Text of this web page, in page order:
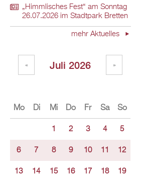
„Himmlisches Fest“ am Sonntag
26.07.2026 im Stadtpark Bretten
mehr Aktuelles
Juli 2026
« »
Mo Di Mi Do Fr Sa So
1 2 3 4 5
6 7 8 9 10 11 12
13 14 15 16 17 18 19